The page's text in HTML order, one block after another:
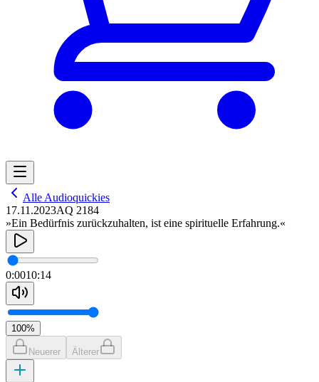
Alle Audioquickies
17.11.2023AQ 2184
»Ein Bedürfnis zurückzuhalten, ist eine spirituelle Erfahrung.«
0:0010:14
100%
Neuerer Älterer